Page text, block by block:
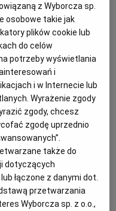
DODATKI
I VOD
CZYTANIA
z Wyborcza sp.
osobowe takie jak
plików cookie lub
do celów
potrzeby wyświetlania
i
i w Internecie lub
Wyrażenie zgody
zgody, chcesz
zgodę uprzednio
także do
dotyczących
łączone z danymi dot.
przetwarzania
Wyborcza sp. z o.o.,